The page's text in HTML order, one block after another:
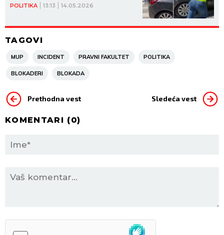
POLITIKA 13:13 14.05.2026
TAGOVI
MUP INCIDENT PRAVNI FAKULTET POLITIKA
BLOKADERI BLOKADA
Prethodna vest Sledeća vest
KOMENTARI (0)